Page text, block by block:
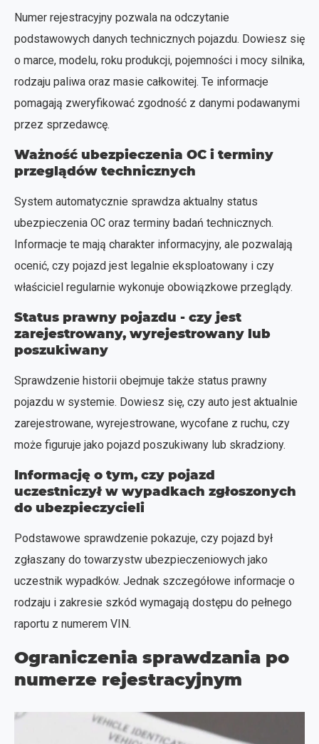
Numer rejestracyjny pozwala na odczytanie
podstawowych danych technicznych pojazdu. Dowiesz się
o marce, modelu, roku produkcji, pojemności i mocy silnika,
rodzaju paliwa oraz masie całkowitej. Te informacje
pomagają zweryfikować zgodność z danymi podawanymi
przez sprzedawcę.
Ważność ubezpieczenia OC i terminy
przeglądów technicznych
System automatycznie sprawdza aktualny status
ubezpieczenia OC oraz terminy badań technicznych.
Informacje te mają charakter informacyjny, ale pozwalają
ocenić, czy pojazd jest legalnie eksploatowany i czy
właściciel regularnie wykonuje obowiązkowe przeglądy.
Status prawny pojazdu - czy jest
zarejestrowany, wyrejestrowany lub
poszukiwany
Sprawdzenie historii obejmuje także status prawny
pojazdu w systemie. Dowiesz się, czy auto jest aktualnie
zarejestrowane, wyrejestrowane, wycofane z ruchu, czy
może figuruje jako pojazd poszukiwany lub skradziony.
Informację o tym, czy pojazd
uczestniczył w wypadkach zgłoszonych
do ubezpieczycieli
Podstawowe sprawdzenie pokazuje, czy pojazd był
zgłaszany do towarzystw ubezpieczeniowych jako
uczestnik wypadków. Jednak szczegółowe informacje o
rodzaju i zakresie szkód wymagają dostępu do pełnego
raportu z numerem VIN.
Ograniczenia sprawdzania po
numerze rejestracyjnym